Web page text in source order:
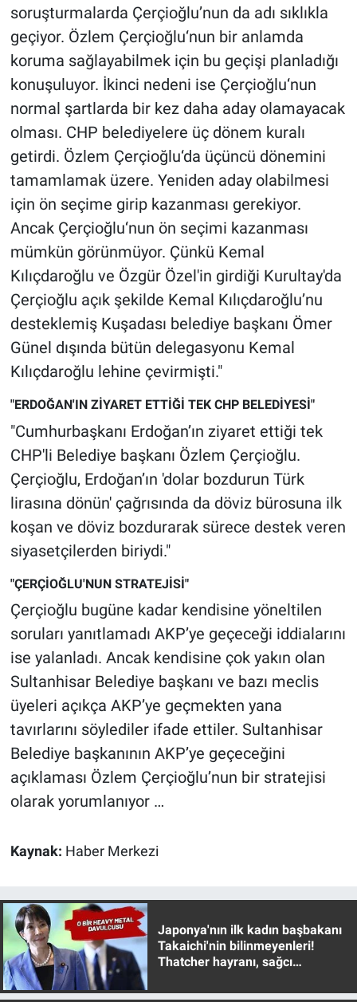
soruşturmalarda Çerçioğlu’nun da adı sıklıkla
geçiyor. Özlem Çerçioğlu‘nun bir anlamda
koruma sağlayabilmek için bu geçişi planladığı
konuşuluyor. İkinci nedeni ise Çerçioğlu‘nun
normal şartlarda bir kez daha aday olamayacak
olması. CHP belediyelere üç dönem kuralı
getirdi. Özlem Çerçioğlu‘da üçüncü dönemini
tamamlamak üzere. Yeniden aday olabilmesi
için ön seçime girip kazanması gerekiyor.
Ancak Çerçioğlu‘nun ön seçimi kazanması
mümkün görünmüyor. Çünkü Kemal
Kılıçdaroğlu ve Özgür Özel'in girdiği Kurultay'da
Çerçioğlu açık şekilde Kemal Kılıçdaroğlu’nu
desteklemiş Kuşadası belediye başkanı Ömer
Günel dışında bütün delegasyonu Kemal
Kılıçdaroğlu lehine çevirmişti."
"ERDOĞAN'IN ZİYARET ETTİĞİ TEK CHP BELEDİYESİ"
"Cumhurbaşkanı Erdoğan’ın ziyaret ettiği tek
CHP'li Belediye başkanı Özlem Çerçioğlu.
Çerçioğlu, Erdoğan’ın 'dolar bozdurun Türk
lirasına dönün' çağrısında da döviz bürosuna ilk
koşan ve döviz bozdurarak sürece destek veren
siyasetçilerden biriydi."
"ÇERÇİOĞLU'NUN STRATEJİSİ"
Çerçioğlu bugüne kadar kendisine yöneltilen
soruları yanıtlamadı AKP’ye geçeceği iddialarını
ise yalanladı. Ancak kendisine çok yakın olan
Sultanhisar Belediye başkanı ve bazı meclis
üyeleri açıkça AKP’ye geçmekten yana
tavırlarını söylediler ifade ettiler. Sultanhisar
Belediye başkanının AKP’ye geçeceğini
açıklaması Özlem Çerçioğlu’nun bir stratejisi
olarak yorumlanıyor …
Kaynak: Haber Merkezi
Japonya'nın ilk kadın başbakanı
Takaichi'nin bilinmeyenleri!
Thatcher hayranı, sağcı
Programlar
Sağlık
Spor
Teknoloji
Türkiye'nin Geleceği
Türkiye'nin Gündemi
Yerel Gündem
Yerel Yaşam
Canlı Yayın